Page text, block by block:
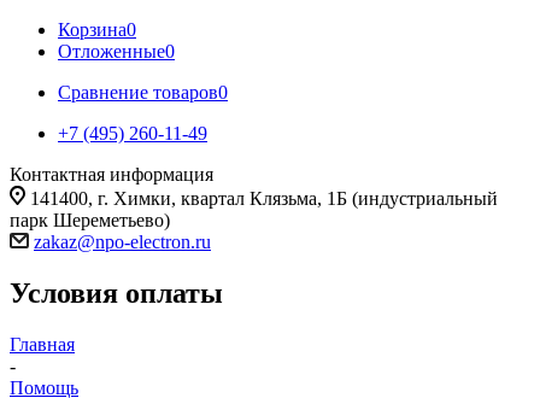
Корзина0
Отложенные0
Сравнение товаров0
+7 (495) 260-11-49
Контактная информация
141400, г. Химки, квартал Клязьма, 1Б (индустриальный
парк Шереметьево)
zakaz@npo-electron.ru
Условия оплаты
Главная
-
Помощь